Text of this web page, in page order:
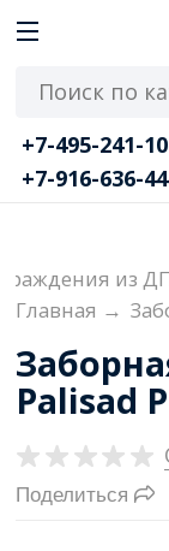
+7-495-241-
+7-916-636-
из
Главная →
Palisad
Поделиться